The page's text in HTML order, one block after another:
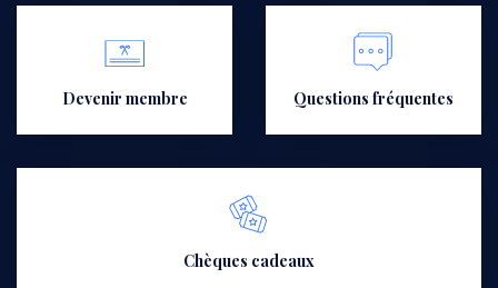
Devenir membre Questions fréquentes
Chèques cadeaux